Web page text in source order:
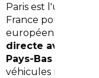
Paris est l'une des
France pour tirer
européen. La
directe avec la
Pays-Bas
véhicules neufs et